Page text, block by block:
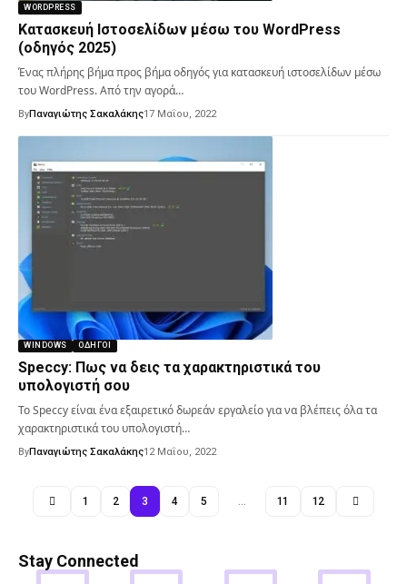
WORDPRESS
Κατασκευή Ιστοσελίδων μέσω του WordPress
(οδηγός 2025)
Ένας πλήρης βήμα προς βήμα οδηγός για κατασκευή ιστοσελίδων μέσω
του WordPress. Από την αγορά…
ByΠαναγιώτης Σακαλάκης17 Μαΐου, 2022
WINDOWS ΟΔΗΓΟΊ
Speccy: Πως να δεις τα χαρακτηριστικά του
υπολογιστή σου
Το Speccy είναι ένα εξαιρετικό δωρεάν εργαλείο για να βλέπεις όλα τα
χαρακτηριστικά του υπολογιστή…
ByΠαναγιώτης Σακαλάκης12 Μαΐου, 2022
1 2 3 4 5 11 12
Stay Connected